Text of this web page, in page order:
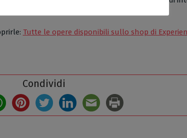
Tutte le opere disponibili sullo shop di
Condividi